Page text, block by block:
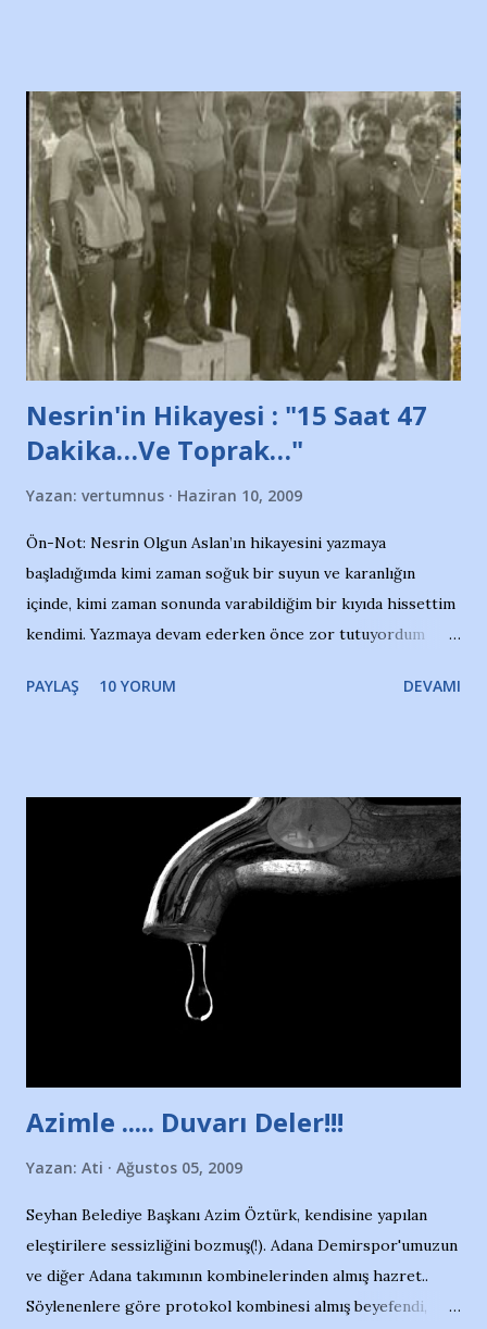
ve ürünlerini Bursa şehrinde görmek istemediklerini bir
protesto eylemiyle açıkladıklarını bildiriyordu.. Bu grup
adına açıklama yapan şahsı muhterem(!) ''Açık ve net olarak
söylüyoruz. Bu son uyarımızdır. Bunun yanısıra, bu takımlara
ait tanıtıcı ilanların asılmasına izin veren Bursa Büyükşehir
Belediyesi ile mağazaların bulunduğu alışveriş merkezlerini
de kınıyoruz'' diye de eklemiş .. Blogumuzda okuduğum bu
yazının hemen ardından bu habe...
Nesrin'in Hikayesi : "15 Saat 47
Dakika…Ve Toprak…"
Yazan: vertumnus Haziran 10, 2009
Ön-Not: Nesrin Olgun Aslan’ın hikayesini yazmaya
başladığımda kimi zaman soğuk bir suyun ve karanlığın
içinde, kimi zaman sonunda varabildiğim bir kıyıda hissettim
kendimi. Yazmaya devam ederken önce zor tutuyordum
Yazımı, ağlayarak bitirebildim ancak…Kendisinin web
Nesrin’in Hikayesi’ne başlıyorum… 1964 Adana Yüzme
havuzunun kenarında 7 yaşında kara kuru bir kız çocuğu
duruyor. Havuzun içinde Adana Demirspor Kulübü
yüzücüleri. Erkekler çoğunlukta. Küçük kız etrafına bakıyor.
Sadece 4 kız çocuğu var. Nesrin, Adana Demirspor’un 4
kızından biri oluyor o gün…Giriyor havuza. 1973 – 1975
Adana Nesrin, 16 yaşında. Yüzüyor. 7 yaşında girdiği
Türkiye 3.lüğü var. 17 yaşında mar...
PAYLAŞ 10 YORUM DEVAMI
Azimle ..... Duvarı Deler!!!
Yazan: Ati Ağustos 05, 2009
Seyhan Belediye Başkanı Azim Öztürk, kendisine yapılan
eleştirilere sessizliğini bozmuş(!). Adana Demirspor'umuzun
ve diğer Adana takımının kombinelerinden almış hazret..
Söylenenlere göre protokol kombinesi almış beyefendi,